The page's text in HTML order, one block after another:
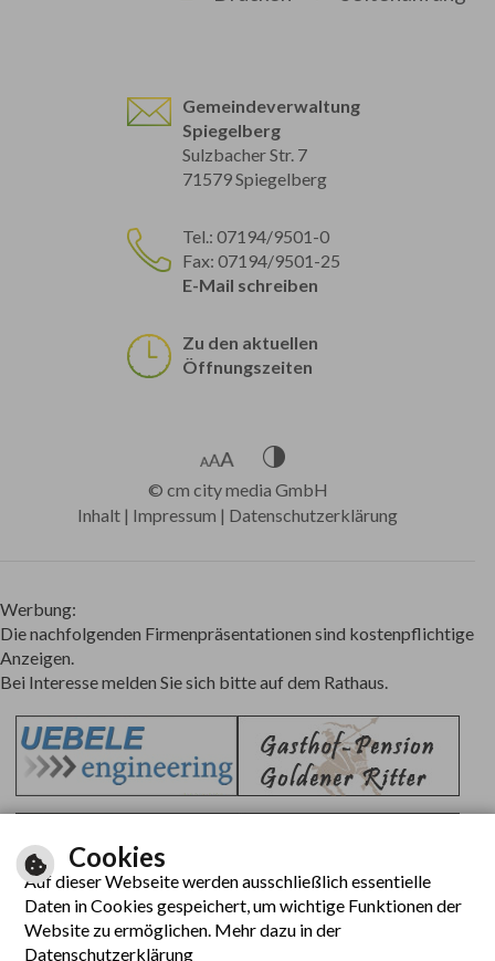
Gemeindeverwaltung
Spiegelberg
Sulzbacher Str. 7
71579 Spiegelberg
Tel.: 07194/9501-0
Fax: 07194/9501-25
E-Mail schreiben
Zu den aktuellen
Öffnungszeiten
© cm city media GmbH
Inhalt | Impressum | Datenschutzerklärung
Werbung:
Die nachfolgenden Firmenpräsentationen sind kostenpflichtige
Anzeigen.
Bei Interesse melden Sie sich bitte auf dem Rathaus.
Cookies
Auf dieser Webseite werden ausschließlich essentielle
Daten in Cookies gespeichert, um wichtige Funktionen der
Website zu ermöglichen. Mehr dazu in der
Datenschutzerklärung